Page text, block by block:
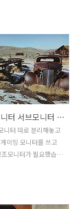
니터 여서 실제로 사
엄청 좋았던 모니터
1 모니터 알파스캔
게임에서 최적의 성
그래픽카드는 Nvidia
해야 합니다. 그래야
끌어낼 수 있죠. 책상
입니다. 27인치에
고 넌글래어패널 너
니터 입니다. 배틀필
캔 271QG 165Hz G-
14인치 IPS모니터 서브모니터 카멜 PF1410IPS 화질 성능
니터 따로 분리해놓고
이밍 모니터를 쓰고
모니터가 필요했습니
이미지 뷰어나 영상